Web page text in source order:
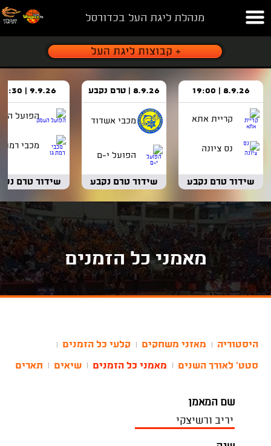
מנהלת ליגת העל בכדורסל
8.9.26 | 19:00
קריית אתא
נס ציונה
שידור טרם נקבע
8.9.26 | טרם נקבע
מכבי אשדוד
הפועל י-ם
שידור טרם נקבע
9.9.26 | 18:30
הפועל
מכבי רמת
שידור טרם
מאמני כל הזמנים
היסטוריה מאזני משחקים קלעי כל הזמנים
סטט' לאורך השנים מאמני כל הזמנים שיאים תארים
שם המאמן